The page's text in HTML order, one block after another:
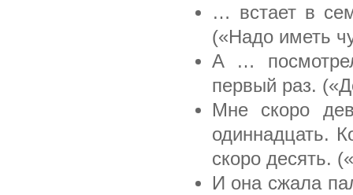
… встает в
(«Надо иметь
А …
первый раз.
Мне скоро
одиннадцать.
скоро десять.
И она сжала